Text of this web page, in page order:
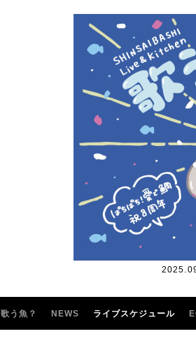
歌う魚？ NEWS ライブスケジュール